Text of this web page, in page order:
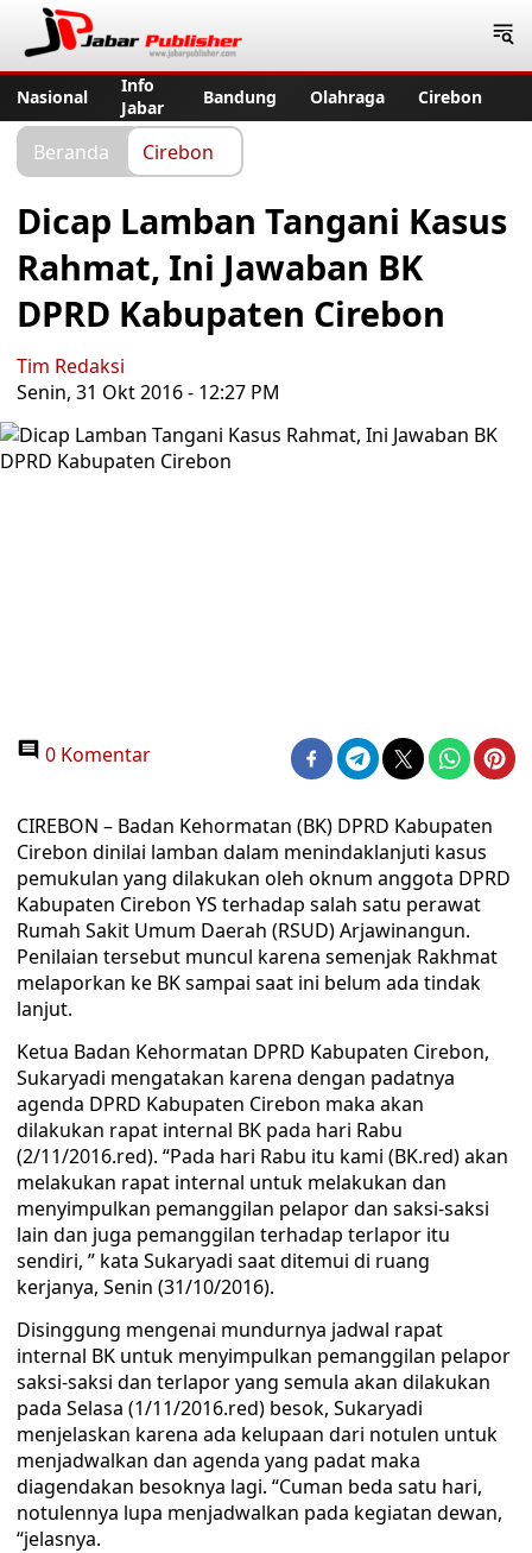
Nasional
Info
Jabar
Bandung Olahraga Cirebon
Beranda Cirebon
Dicap Lamban Tangani Kasus
Rahmat, Ini Jawaban BK
DPRD Kabupaten Cirebon
Tim Redaksi
Senin, 31 Okt 2016 - 12:27 PM
0 Komentar
CIREBON – Badan Kehormatan (BK) DPRD Kabupaten
Cirebon dinilai lamban dalam menindaklanjuti kasus
pemukulan yang dilakukan oleh oknum anggota DPRD
Kabupaten Cirebon YS terhadap salah satu perawat
Rumah Sakit Umum Daerah (RSUD) Arjawinangun.
Penilaian tersebut muncul karena semenjak Rakhmat
melaporkan ke BK sampai saat ini belum ada tindak
lanjut.
Ketua Badan Kehormatan DPRD Kabupaten Cirebon,
Sukaryadi mengatakan karena dengan padatnya
agenda DPRD Kabupaten Cirebon maka akan
dilakukan rapat internal BK pada hari Rabu
(2/11/2016.red). “Pada hari Rabu itu kami (BK.red) akan
melakukan rapat internal untuk melakukan dan
menyimpulkan pemanggilan pelapor dan saksi-saksi
lain dan juga pemanggilan terhadap terlapor itu
sendiri, ” kata Sukaryadi saat ditemui di ruang
kerjanya, Senin (31/10/2016).
Disinggung mengenai mundurnya jadwal rapat
internal BK untuk menyimpulkan pemanggilan pelapor
saksi-saksi dan terlapor yang semula akan dilakukan
pada Selasa (1/11/2016.red) besok, Sukaryadi
menjelaskan karena ada kelupaan dari notulen untuk
menjadwalkan dan agenda yang padat maka
diagendakan besoknya lagi. “Cuman beda satu hari,
notulennya lupa menjadwalkan pada kegiatan dewan,
“jelasnya.